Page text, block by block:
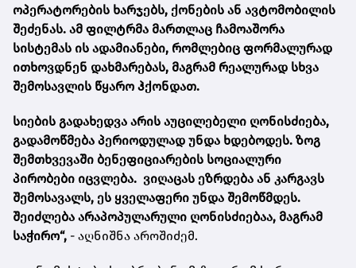
ოპერატორების ხარჯებს, ქონების ან ავტომობილის
შეძენას. ამ ფილტრმა მართლაც ჩამოაშორა
სისტემას ის ადამიანები, რომლებიც ფორმალურად
ითხოვდნენ დახმარებას, მაგრამ რეალურად სხვა
შემოსავლის წყარო ჰქონდათ.
სიების გადახედვა არის აუცილებელი ღონისძიება,
გადამოწმება პერიოდულად უნდა ხდებოდეს. ზოგ
შემთხვევაში ბენეფიციარების სოციალური
პირობები იცვლება. ვიღაცას ეზრდება ან კარგავს
შემოსავალს, ეს ყველაფერი უნდა შემოწმდეს.
შეიძლება არაპოპულარული ღონისძიებაა, მაგრამ
საჭირო“, - აღნიშნა აროშიძემ.